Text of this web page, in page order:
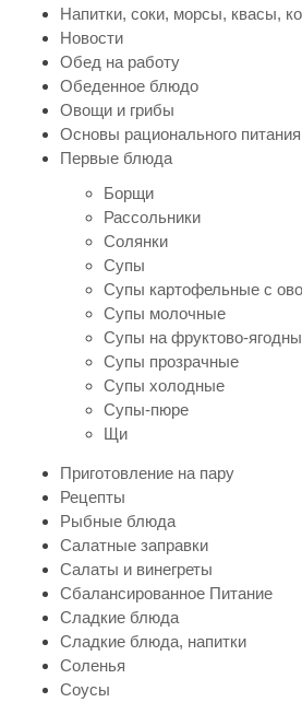
Напитки, соки, морсы, квасы,
Новости
Обед на работу
Обеденное блюдо
Овощи и грибы
Основы рационального питания
Первые блюда
Борщи
Рассольники
Солянки
Супы
Супы картофельные с
Супы молочные
Супы на фруктово-
Супы прозрачные
Супы холодные
Супы-пюре
Щи
Приготовление на пару
Рецепты
Рыбные блюда
Салатные заправки
Салаты и винегреты
Сбалансированное Питание
Сладкие блюда
Сладкие блюда, напитки
Соленья
Соусы